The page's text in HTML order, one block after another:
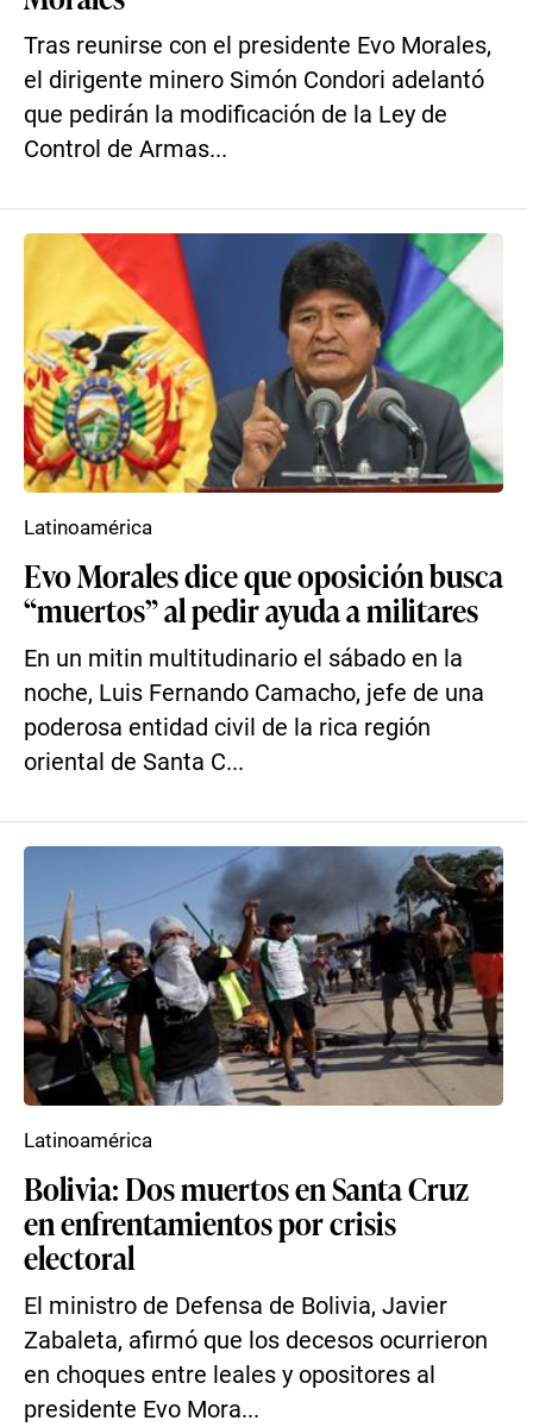
Tras reunirse con el presidente Evo Morales,
el dirigente minero Simón Condori adelantó
que pedirán la modificación de la Ley de
Control de Armas...
Evo Morales dice que oposición busca
“muertos” al pedir ayuda a militares
En un mitin multitudinario el sábado en la
noche, Luis Fernando Camacho, jefe de una
poderosa entidad civil de la rica región
oriental de Santa C...
Latinoamérica
Bolivia: Dos muertos en Santa Cruz
en enfrentamientos por crisis
electoral
El ministro de Defensa de Bolivia, Javier
Zabaleta, afirmó que los decesos ocurrieron
en choques entre leales y opositores al
presidente Evo Mora...
Latinoamérica